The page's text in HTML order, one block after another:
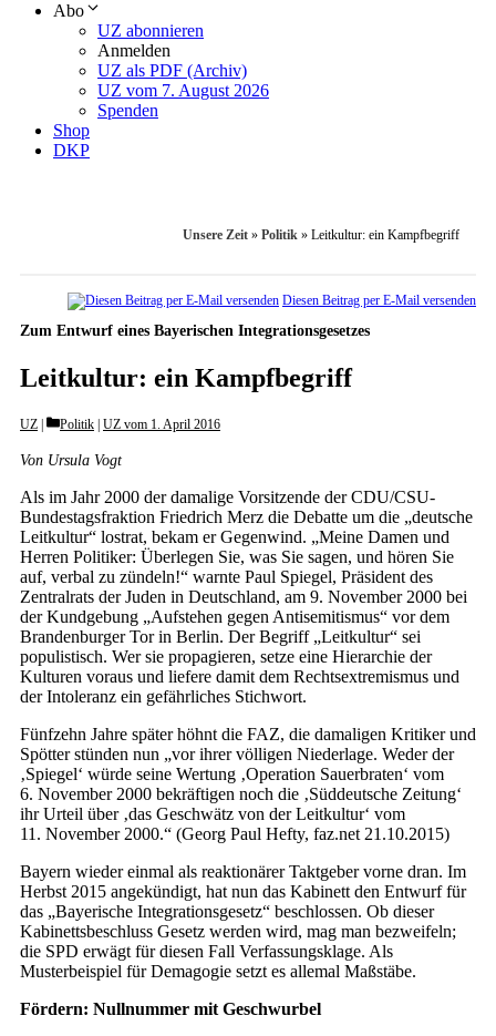
Abo
UZ abonnieren
Anmelden
UZ als PDF (Archiv)
UZ vom 7. August 2026
Spenden
Shop
DKP
Unsere Zeit » Politik » Leitkultur: ein Kampfbegriff
Diesen Beitrag per E-Mail versenden
Zum Entwurf eines Bayerischen Integrationsgesetzes
Leitkultur: ein Kampfbegriff
UZ Categories
Politik UZ vom 1. April 2016
Von Ursula Vogt
Als im Jahr 2000 der damalige Vorsitzende der CDU/CSU-
Bundestagsfraktion Friedrich Merz die Debatte um die „deutsche
Leitkultur“ lostrat, bekam er Gegenwind. „Meine Damen und
Herren Politiker: Überlegen Sie, was Sie sagen, und hören Sie
auf, verbal zu zündeln!“ warnte Paul Spiegel, Präsident des
Zentralrats der Juden in Deutschland, am 9. November 2000 bei
der Kundgebung „Aufstehen gegen Antisemitismus“ vor dem
Brandenburger Tor in Berlin. Der Begriff „Leitkultur“ sei
populistisch. Wer sie propagieren, setze eine Hierarchie der
Kulturen voraus und liefere damit dem Rechtsextremismus und
der Intoleranz ein gefährliches Stichwort.
Fünfzehn Jahre später höhnt die FAZ, die damaligen Kritiker und
Spötter stünden nun „vor ihrer völligen Niederlage. Weder der
‚Spiegel‘ würde seine Wertung ‚Operation Sauerbraten‘ vom
6. November 2000 bekräftigen noch die ‚Süddeutsche Zeitung‘
ihr Urteil über ‚das Geschwätz von der Leitkultur‘ vom
11. November 2000.“ (Georg Paul Hefty, faz.net 21.10.2015)
Bayern wieder einmal als reaktionärer Taktgeber vorne dran. Im
Herbst 2015 angekündigt, hat nun das Kabinett den Entwurf für
das „Bayerische Integrationsgesetz“ beschlossen. Ob dieser
Kabinettsbeschluss Gesetz werden wird, mag man bezweifeln;
die SPD erwägt für diesen Fall Verfassungsklage. Als
Musterbeispiel für Demagogie setzt es allemal Maßstäbe.
Fördern: Nullnummer mit Geschwurbel